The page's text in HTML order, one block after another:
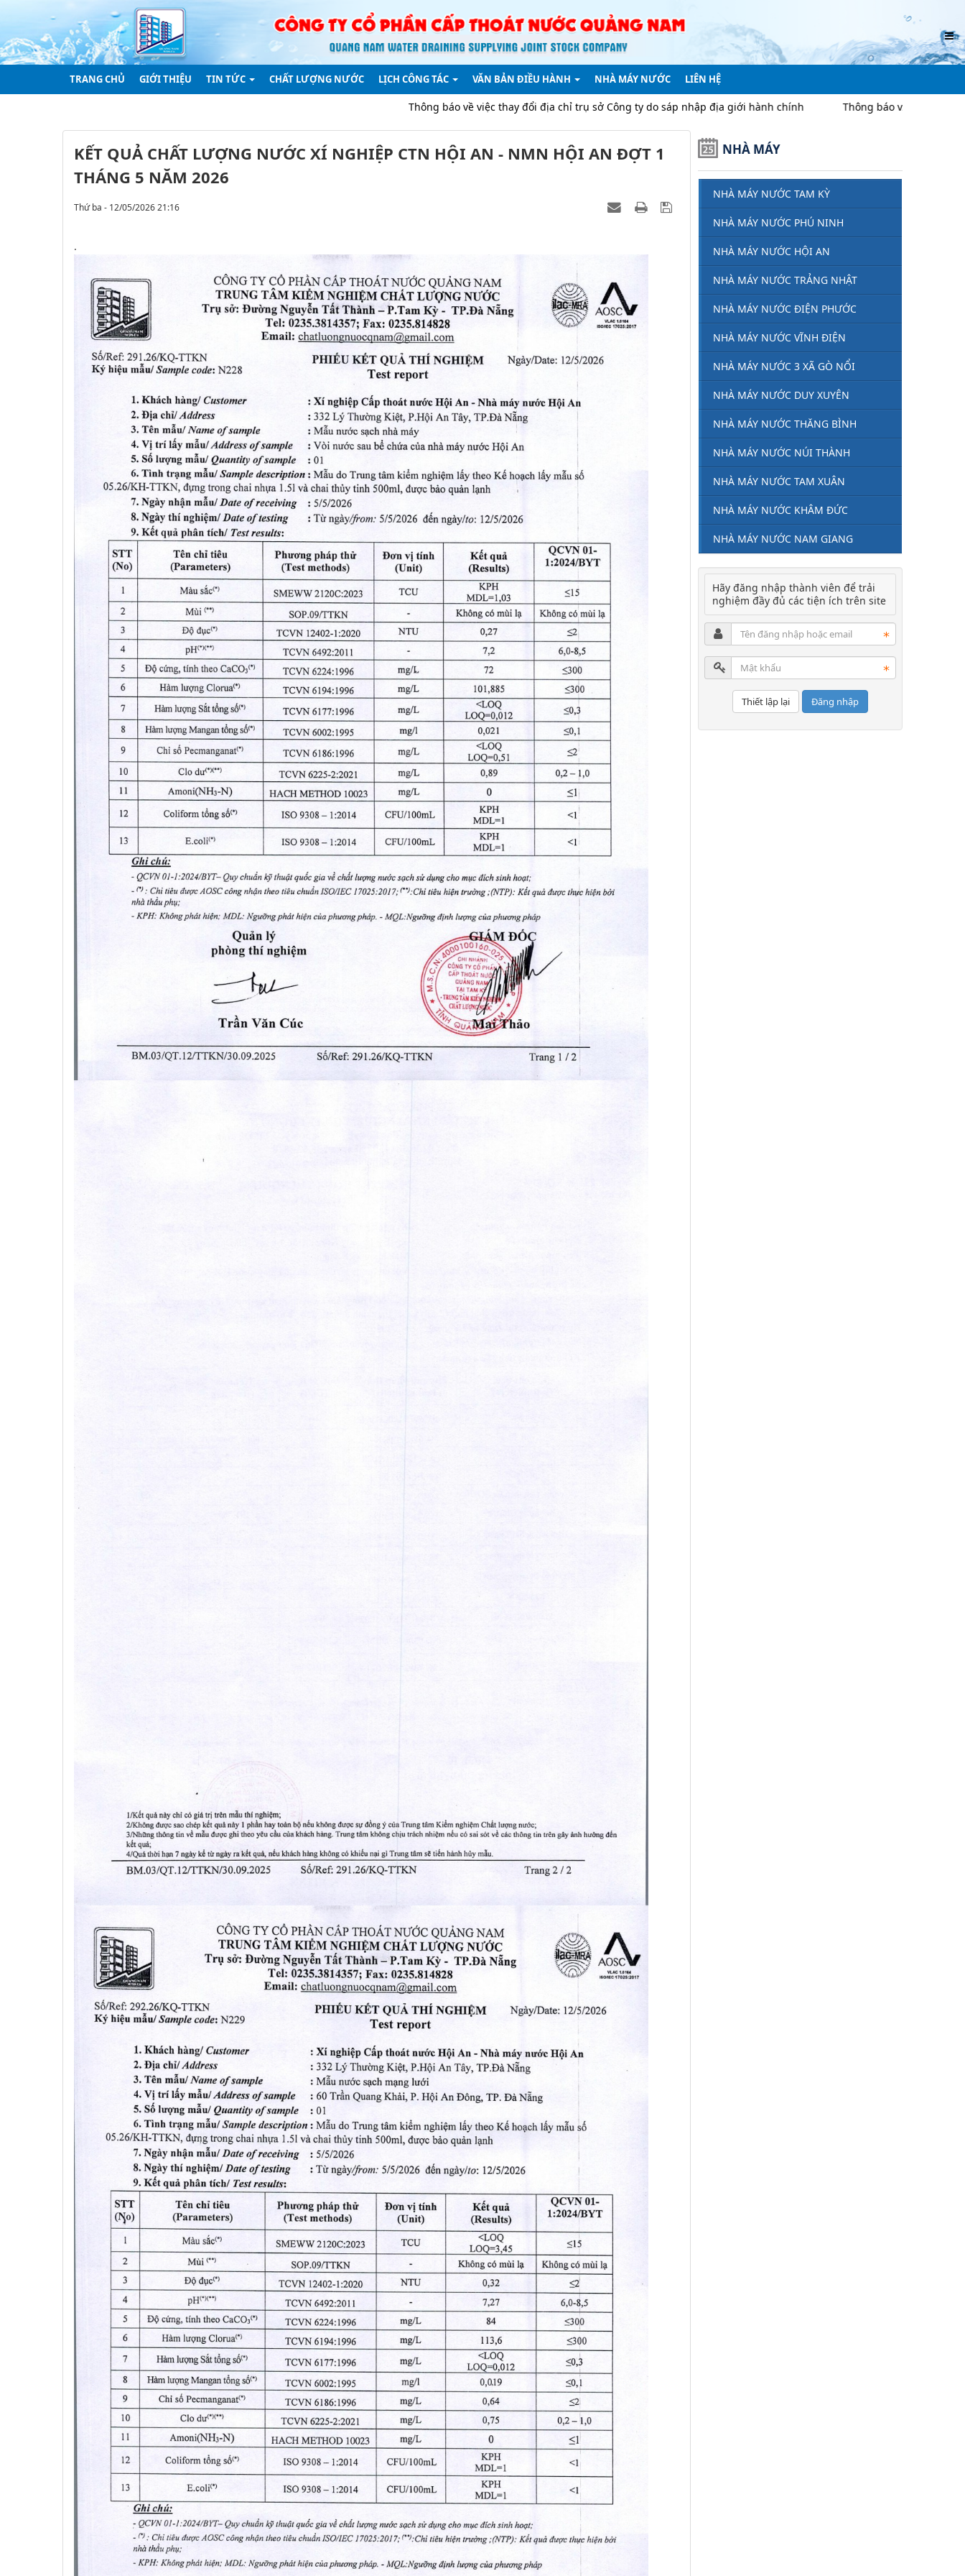
TRANG CHỦ GIỚI THIỆU TIN TỨC CHẤT LƯỢNG NƯỚC LỊCH CÔNG TÁC VĂN BẢN ĐIỀU HÀNH NHÀ MÁY NƯỚC LIÊN HỆ
Thông báo về việc thay đổi địa chỉ trụ sở Công ty do sáp nhập địa giới hành chính Thông báo v/v điều chỉnh giá nước sạch trên địa
KẾT QUẢ CHẤT LƯỢNG NƯỚC XÍ NGHIỆP CTN HỘI AN - NMN HỘI AN ĐỢT 1
THÁNG 5 NĂM 2026
Thứ ba - 12/05/2026 21:16
.
NHÀ MÁY
NHÀ MÁY NƯỚC TAM KỲ
NHÀ MÁY NƯỚC PHÚ NINH
NHÀ MÁY NƯỚC HỘI AN
NHÀ MÁY NƯỚC TRẢNG NHẬT
NHÀ MÁY NƯỚC ĐIỆN PHƯỚC
NHÀ MÁY NƯỚC VĨNH ĐIỆN
NHÀ MÁY NƯỚC 3 XÃ GÒ NỔI
NHÀ MÁY NƯỚC DUY XUYÊN
NHÀ MÁY NƯỚC THĂNG BÌNH
NHÀ MÁY NƯỚC NÚI THÀNH
NHÀ MÁY NƯỚC TAM XUÂN
NHÀ MÁY NƯỚC KHÂM ĐỨC
NHÀ MÁY NƯỚC NAM GIANG
Hãy đăng nhập thành viên để trải
nghiệm đầy đủ các tiện ích trên site
Đăng nhập